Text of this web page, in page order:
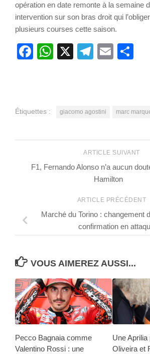
opération en date remonte à la semaine
intervention sur son bras droit qui
plusieurs courses cette saison.
Facebook
WhatsApp
X Email
Étiquettes : giacomo agostini marc
ARTICLE SUIVANT
F1, Fernando Alonso n’a aucun
Hamilton
ARTICLE PRÉCÉDENT
Marché du Torino : changement
confirmation en
VOUS AIMEREZ AUSSI...
Pecco Bagnaia comme
Valentino Rossi : une
Une
Oliveira et